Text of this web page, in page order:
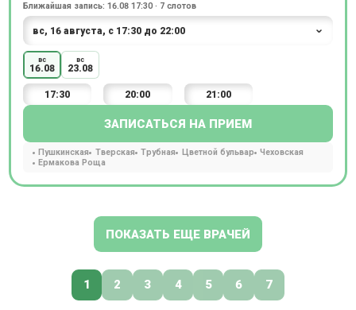
Ближайшая запись: 16.08 17:30 · 7 слотов
вс
16.08
вс
23.08
17:30 20:00 21:00
ЗАПИСАТЬСЯ НА ПРИЕМ
Пушкинская Тверская Трубная Цветной бульвар
Чеховская
Ермакова Роща
ПОКАЗАТЬ ЕЩЕ ВРАЧЕЙ
1 2 3 4 5 6 7